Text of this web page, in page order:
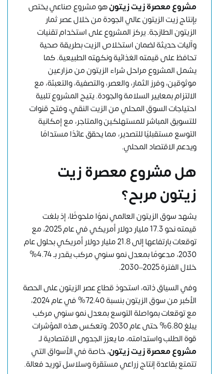
مشروع معصرة زيت زيتونهو مشروع صناعي يختص
بإنتاج زيت الزيتون عالي الجودة من خلال عصر ثمار
الزيتون الطازجة. يركز المشروع على استخدام تقنيات
وآليات حديثة لضمان استخلاص الزيت بطريقة صحية
تحافظ على قيمته الغذائية ونكهته الطبيعية. كما
يشمل المشروع مراحل شراء الزيتون من مزارعين
موثوقين، وفرز الثمار، والعصر، والتصفية، والتعبئة، مع
الالتزام بمعايير السلامة والجودة. يتيح المشروع تلبية
احتياجات السوق المحلي من الزيت النقي، وفتح قنوات
للتسويق المباشر للمستهلكين والمتاجر، مع إمكانية
التوسع مستقبليًا للتصدير، مما يحقق عائدًا مستدامًا
ويدعم الاقتصاد المحلي.
هل مشروع معصرة زيت
زيتون مربح؟
يشهد سوق الزيتون العالمي نموًا ملحوظًا، إذ بلغت
قيمته نحو 17.3 مليار دولار أمريكي في عام 2025، مع
توقعات بارتفاعها إلى 21.8 مليار دولار أمريكي بحلول عام
2030، مدعومًا بمعدل نمو سنوي مركب يقدر بـ 4.74%
خلال الفترة 2025–2030.
وفي السياق ذاته، استحوذ قطاع عصر الزيتون على الحصة
الأكبر من سوق الزيتون بنسبة 72.40% في عام 2024،
مع توقعات بمواصلة التوسع بمعدل نمو سنوي مركب
يبلغ 6.80% حتى عام 2030. وتعكس هذه المؤشرات
قوة الطلب واستدامته، ما يعزز الجدوى الاقتصادية لـ
مشروع معصرة زيت زيتون، خاصة في الأسواق التي
تتمتع بقاعدة إنتاج زراعي مستقرة وسلاسل توريد فعالة.